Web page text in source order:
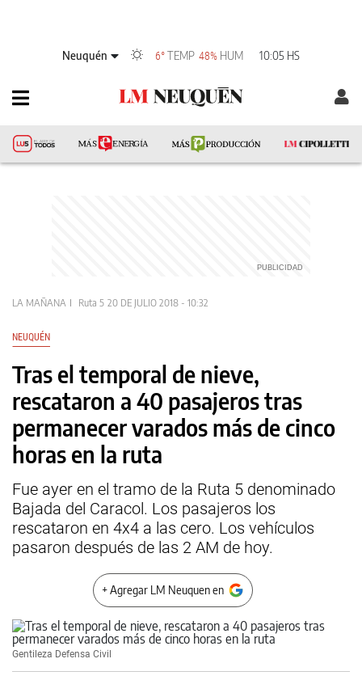
Neuquén 6°TEMP 48% HUM 10:05 HS
LA MAÑANA Ruta 5 20 DE JULIO 2018 - 10:32
NEUQUÉN
Tras el temporal de nieve,
rescataron a 40 pasajeros tras
permanecer varados más de cinco
horas en la ruta
Fue ayer en el tramo de la Ruta 5 denominado
Bajada del Caracol. Los pasajeros los
rescataron en 4x4 a las cero. Los vehículos
pasaron después de las 2 AM de hoy.
+ Agregar LM Neuquen en
Gentileza Defensa Civil